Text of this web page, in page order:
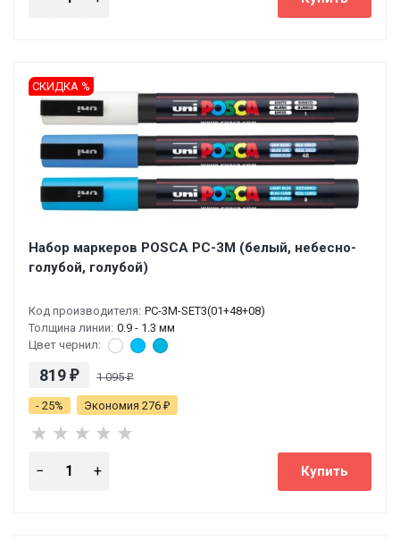
Набор маркеров POSCA PC-3M (белый, небесно-
голубой, голубой)
Код производителя: PC-3M-SET3(01+48+08)
Толщина линии: 0.9 - 1.3 мм
Цвет чернил:
819 ₽ 1 095₽
- 25% Экономия 276 ₽
СКИДКА %